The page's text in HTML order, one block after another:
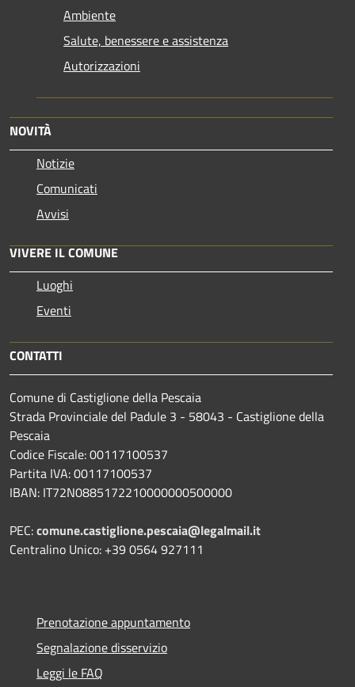
Ambiente
Salute, benessere e assistenza
Autorizzazioni
NOVITÀ
Notizie
Comunicati
Avvisi
VIVERE IL COMUNE
Luoghi
Eventi
CONTATTI
Comune di Castiglione della Pescaia
Strada Provinciale del Padule 3 - 58043 - Castiglione della
Pescaia
Codice Fiscale: 00117100537
Partita IVA: 00117100537
IBAN: IT72N0885172210000000500000
PEC:comune.castiglione.pescaia@legalmail.it
Centralino Unico: +39 0564 927111
Prenotazione appuntamento
Segnalazione disservizio
Leggi le FAQ